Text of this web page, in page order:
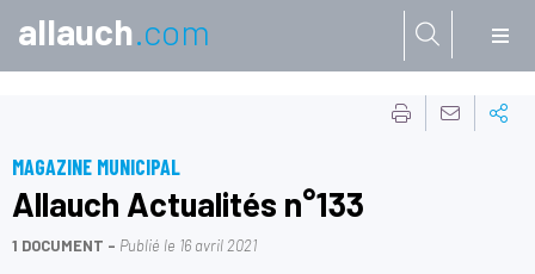
allauch.com
MAGAZINE MUNICIPAL
Allauch Actualités n°133
1 DOCUMENT Publié le 16 avril 2021